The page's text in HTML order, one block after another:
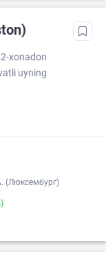
xonadon
uyning
(Люксембург)